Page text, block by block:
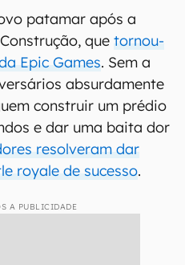
patamar após a
que tornou-
Epic Games. Sem a
absurdamente
construir um prédio
e dar uma baita dor
resolveram dar
royale de sucesso.
A PUBLICIDADE